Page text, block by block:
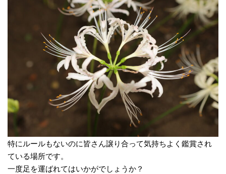
特にルールもないのに皆さん譲り合って気持ちよく鑑賞され
ている場所です。
一度足を運ばれてはいかがでしょうか？